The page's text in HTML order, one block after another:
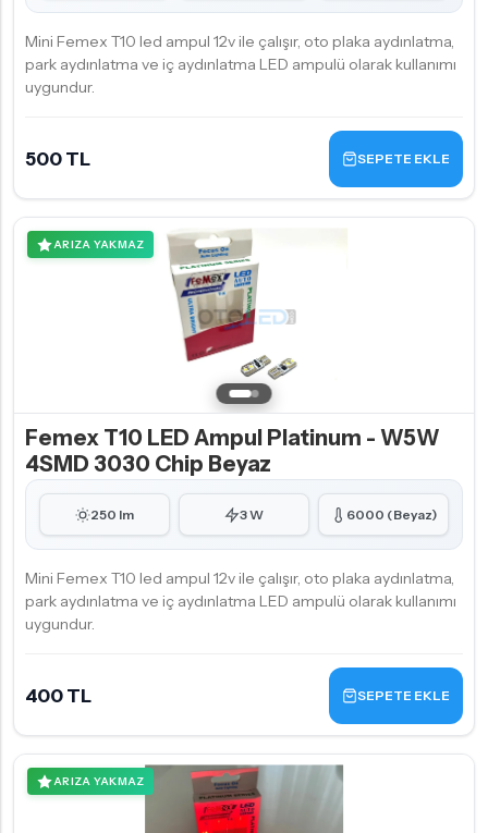
Mini Femex T10 led ampul 12v ile çalışır, oto plaka aydınlatma,
park aydınlatma ve iç aydınlatma LED ampulü olarak kullanımı
uygundur.
500 TL SEPETE EKLE
ARIZA YAKMAZ
Femex T10 LED Ampul Platinum - W5W
4SMD 3030 Chip Beyaz
250 lm 3 W 6000 (Beyaz)
Mini Femex T10 led ampul 12v ile çalışır, oto plaka aydınlatma,
park aydınlatma ve iç aydınlatma LED ampulü olarak kullanımı
uygundur.
400 TL SEPETE EKLE
ARIZA YAKMAZ